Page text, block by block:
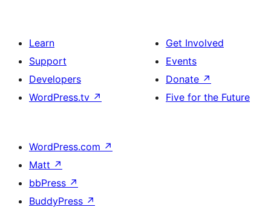
Learn
Support
Developers
WordPress.tv ↗
Get Involved
Events
Donate ↗
Five for the Future
WordPress.com ↗
Matt ↗
bbPress ↗
BuddyPress ↗